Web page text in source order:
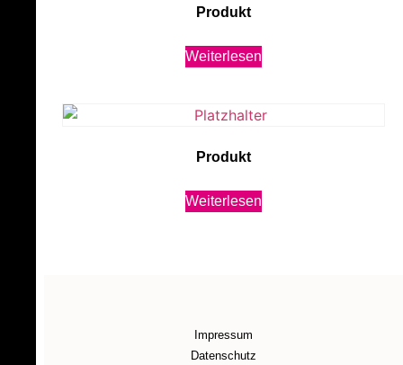
Produkt
Weiterlesen
Produkt
Weiterlesen
Impressum
Datenschutz